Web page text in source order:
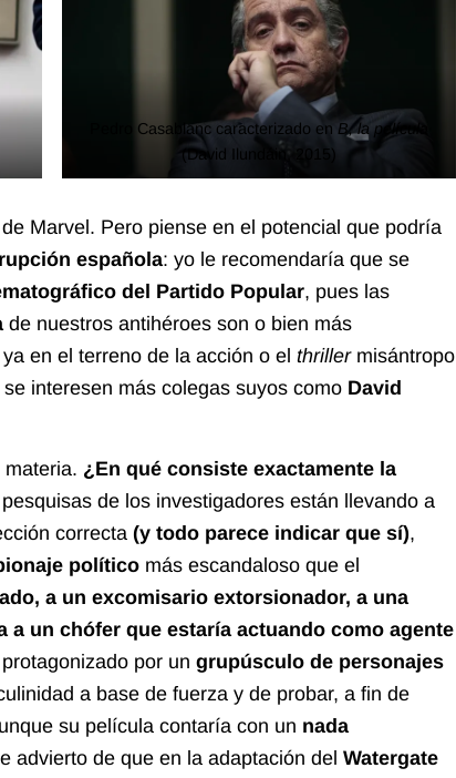
Pedro Casablanc caracterizado en B, la película
(David Ilundáin, 2015)
Marvel . Pero piense en el potencial que podría
española: yo le recomendaría que se
del Partido Popular, pues las
de nuestros antihéroes son o bien más
en el terreno de la acción o el thriller misántropo
interesen más colegas suyos como David
¿En qué consiste exactamente la
de los investigadores están llevando a
correcta (y todo parece indicar que sí),
político más escandaloso que el
a un excomisario extorsionador, a una
a un chófer que estaría actuando como agente
por un grupúsculo de personajes
a base de fuerza y de probar, a fin de
su película contaría con un nada
advierto de que en la adaptación del Watergate